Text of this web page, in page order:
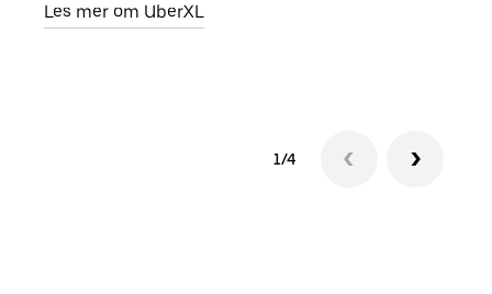
Les mer om UberXL
1/4